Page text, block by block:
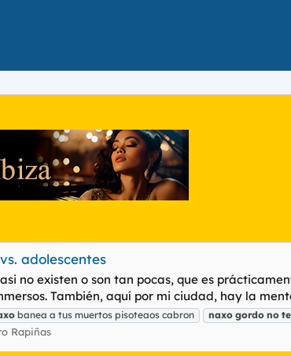
adolescentes
no existen o son tan pocas, que es
También, aquí por mi ciudad, hay la
banea a tus muertos pisoteaos cabron naxo gordo no
Rapiñas